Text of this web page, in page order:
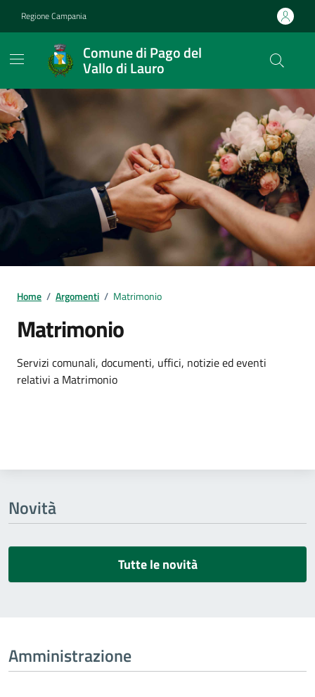
Regione Campania
Comune di Pago del
Vallo di Lauro
Home / Argomenti / Matrimonio
Matrimonio
Dettagli dell'argomento
Servizi comunali, documenti, uffici, notizie ed eventi
relativi a Matrimonio
Novità
Tutte le novità
Amministrazione